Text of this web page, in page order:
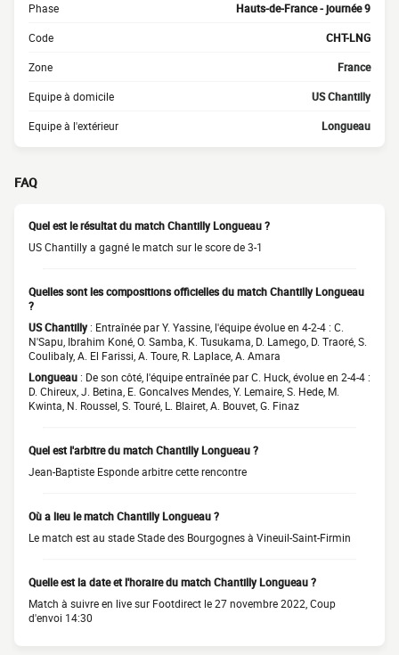
Phase Hauts-de-France - journée 9
Code CHT-LNG
Zone France
Equipe à domicile US Chantilly
Equipe à l'extérieur Longueau
FAQ
Quel est le résultat du match Chantilly Longueau ?
US Chantilly a gagné le match sur le score de 3-1
Quelles sont les compositions officielles du match Chantilly Longueau
?
US Chantilly: Entraînée par Y. Yassine, l'équipe évolue en 4-2-4 : C.
N'Sapu, Ibrahim Koné, O. Samba, K. Tusukama, D. Lamego, D. Traoré, S.
Coulibaly, A. El Farissi, A. Toure, R. Laplace, A. Amara
Longueau : De son côté, l'équipe entraînée par C. Huck, évolue en 2-4-4 :
D. Chireux, J. Betina, E. Goncalves Mendes, Y. Lemaire, S. Hede, M.
Kwinta, N. Roussel, S. Touré, L. Blairet, A. Bouvet, G. Finaz
Quel est l'arbitre du match Chantilly Longueau ?
Jean-Baptiste Esponde arbitre cette rencontre
Où a lieu le match Chantilly Longueau ?
Le match est au stade Stade des Bourgognes à Vineuil-Saint-Firmin
Quelle est la date et l'horaire du match Chantilly Longueau ?
Match à suivre en live sur Footdirect le 27 novembre 2022, Coup
d'envoi 14:30